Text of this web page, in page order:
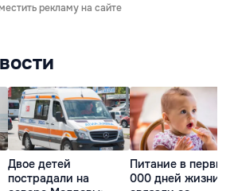
рекламу на сайте
Двое детей
пострадали на
Питание в первые
000 дней жизни